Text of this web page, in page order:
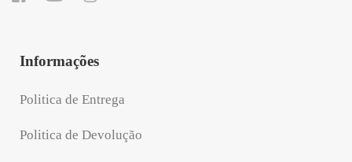
Informações
Politica de Entrega
Politica de Devolução